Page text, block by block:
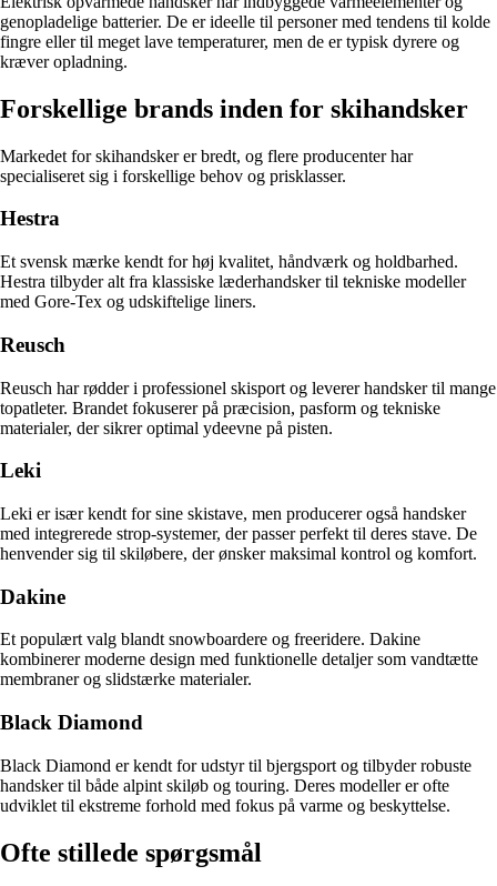
genopladelige batterier. De er ideelle til personer med tendens til kolde
fingre eller til meget lave temperaturer, men de er typisk dyrere og
kræver opladning.
Forskellige brands inden for skihandsker
Markedet for skihandsker er bredt, og flere producenter har
specialiseret sig i forskellige behov og prisklasser.
Hestra
Et svensk mærke kendt for høj kvalitet, håndværk og holdbarhed.
Hestra tilbyder alt fra klassiske læderhandsker til tekniske modeller
med Gore-Tex og udskiftelige liners.
Reusch
Reusch har rødder i professionel skisport og leverer handsker til mange
topatleter. Brandet fokuserer på præcision, pasform og tekniske
materialer, der sikrer optimal ydeevne på pisten.
Leki
Leki er især kendt for sine skistave, men producerer også handsker
med integrerede strop-systemer, der passer perfekt til deres stave. De
henvender sig til skiløbere, der ønsker maksimal kontrol og komfort.
Dakine
Et populært valg blandt snowboardere og freeridere. Dakine
kombinerer moderne design med funktionelle detaljer som vandtætte
membraner og slidstærke materialer.
Black Diamond
Black Diamond er kendt for udstyr til bjergsport og tilbyder robuste
handsker til både alpint skiløb og touring. Deres modeller er ofte
udviklet til ekstreme forhold med fokus på varme og beskyttelse.
Ofte stillede spørgsmål